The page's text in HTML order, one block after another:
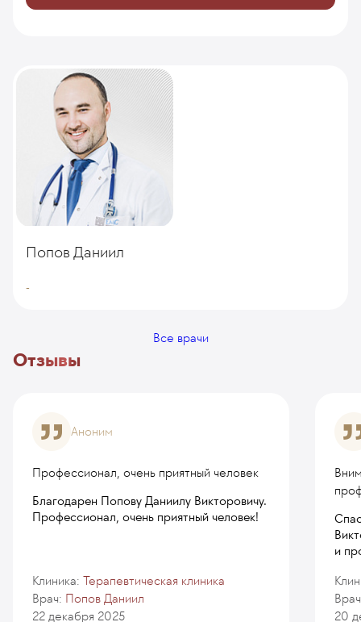
Попов Даниил
-
Все врачи
Отзывы
Аноним
Профессионал, очень приятный человек
Благодарен Попову Даниилу Викторовичу.
Профессионал, очень приятный человек!
Клиника: Терапевтическая клиника
Врач: Попов Даниил
22 декабря 2025
и
20